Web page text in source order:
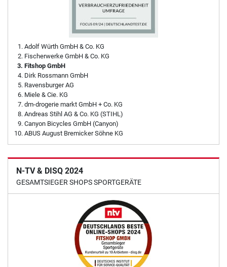
Adolf Würth GmbH & Co. KG
Fischerwerke GmbH & Co. KG
Fitshop GmbH
Dirk Rossmann GmbH
Ravensburger AG
Miele & Cie. KG
dm-drogerie markt GmbH + Co. KG
Andreas Stihl AG & Co. KG (STIHL)
Canyon Bicycles GmbH (Canyon)
ABUS August Bremicker Söhne KG
N-TV & DISQ 2024
GESAMTSIEGER SHOPS SPORTGERÄTE